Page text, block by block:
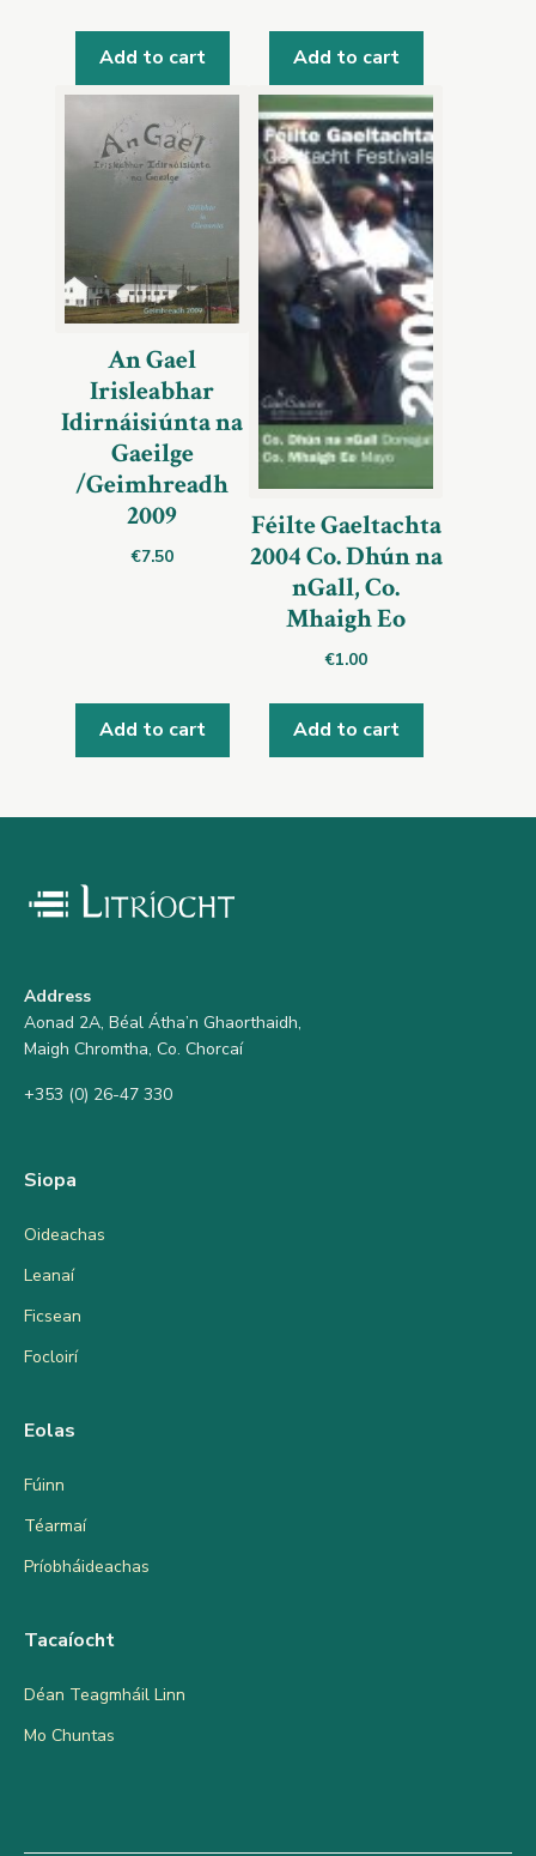
Add to cart Add to cart
An Gael
Irisleabhar
Idirnáisiúnta na
Gaeilge
/Geimhreadh
2009
€7.50
Add to cart
Féilte Gaeltachta
2004 Co. Dhún na
nGall, Co.
Mhaigh Eo
€1.00
Add to cart
Address
Aonad 2A, Béal Átha’n Ghaorthaidh,
Maigh Chromtha, Co. Chorcaí
+353 (0) 26-47 330
Siopa
Oideachas
Leanaí
Ficsean
Focloirí
Eolas
Fúinn
Téarmaí
Príobháideachas
Tacaíocht
Déan Teagmháil Linn
Mo Chuntas